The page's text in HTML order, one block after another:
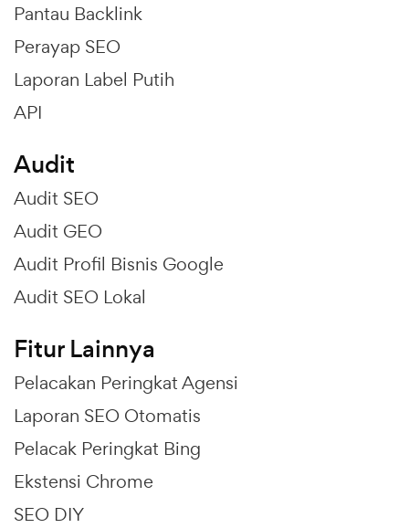
Pantau Backlink
Perayap SEO
Laporan Label Putih
API
Audit
Audit SEO
Audit GEO
Audit Profil Bisnis Google
Audit SEO Lokal
Fitur Lainnya
Pelacakan Peringkat Agensi
Laporan SEO Otomatis
Pelacak Peringkat Bing
Ekstensi Chrome
SEO DIY